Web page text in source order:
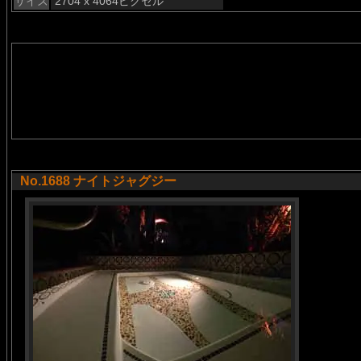
No.1688 ナイトジャグジー